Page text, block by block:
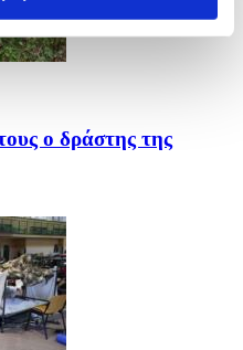
o δράστης της